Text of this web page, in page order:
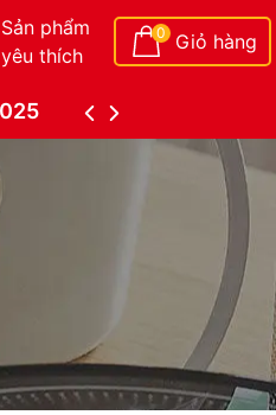
Sản phẩm
yêu thích
0 Giỏ hàng
Catalogue Duy Tân